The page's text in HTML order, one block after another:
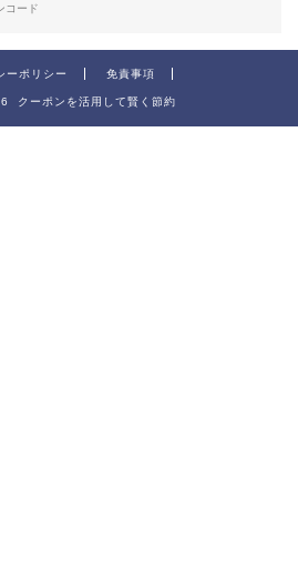
コード
ーポリシー 免責事項
クーポンを活用して賢く節約